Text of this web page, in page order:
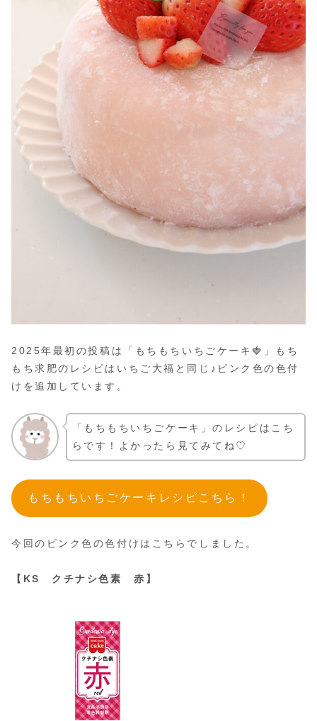
2025年最初の投稿は「もちもちいちごケーキ🍓」もち
もち求肥のレシピはいちご大福と同じ♪ピンク色の色付
けを追加しています。
「もちもちいちごケーキ」のレシピはこち
らです！よかったら見てみてね♡
もちもちいちごケーキレシピこちら！
今回のピンク色の色付けはこちらでしました。
【KS クチナシ色素 赤】